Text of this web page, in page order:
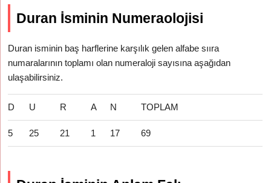
Duran İsminin Numeraolojisi
Duran isminin baş harflerine karşılık gelen alfabe sııra
numaralarının toplamı olan numeraloji sayısına aşağıdan
ulaşabilirsiniz.
D U R A N TOPLAM
5 25 21 1 17 69